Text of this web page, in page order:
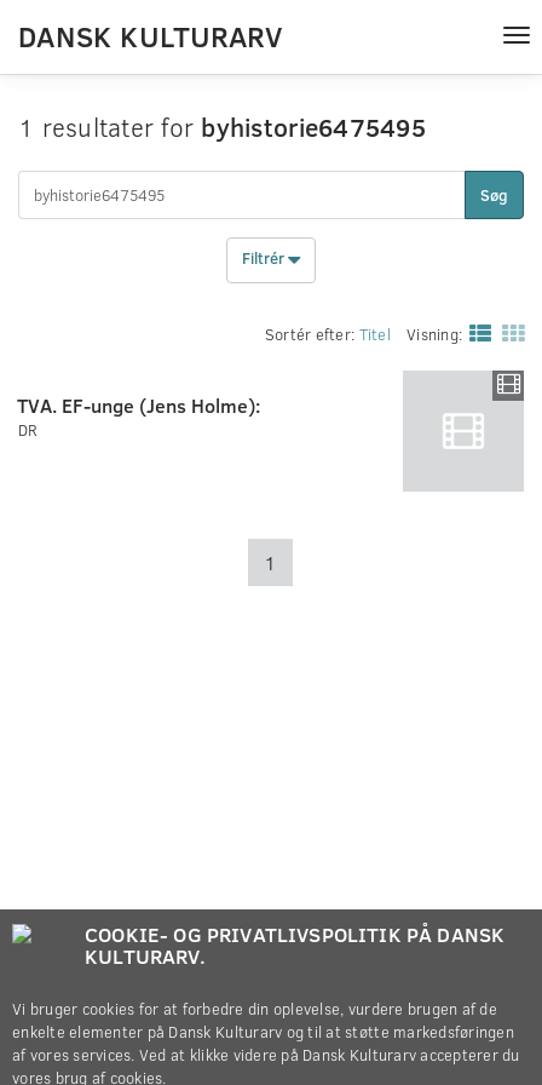
DANSK KULTURARV
1 resultater for byhistorie6475495
Søg
Filtrér
Sortér efter: Titel Visning:
TVA. EF-unge (Jens Holme):
DR
1
COOKIE- OG PRIVATLIVSPOLITIK PÅ DANSK
KULTURARV.
Vi bruger cookies for at forbedre din oplevelse, vurdere brugen af de
enkelte elementer på Dansk Kulturarv og til at støtte markedsføringen
af vores services. Ved at klikke videre på Dansk Kulturarv accepterer du
vores brug af cookies.